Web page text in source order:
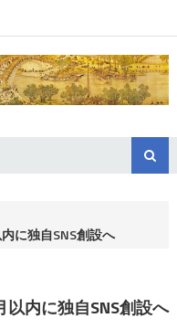
に独自SNS創設へ
内に独自SNS創設へ